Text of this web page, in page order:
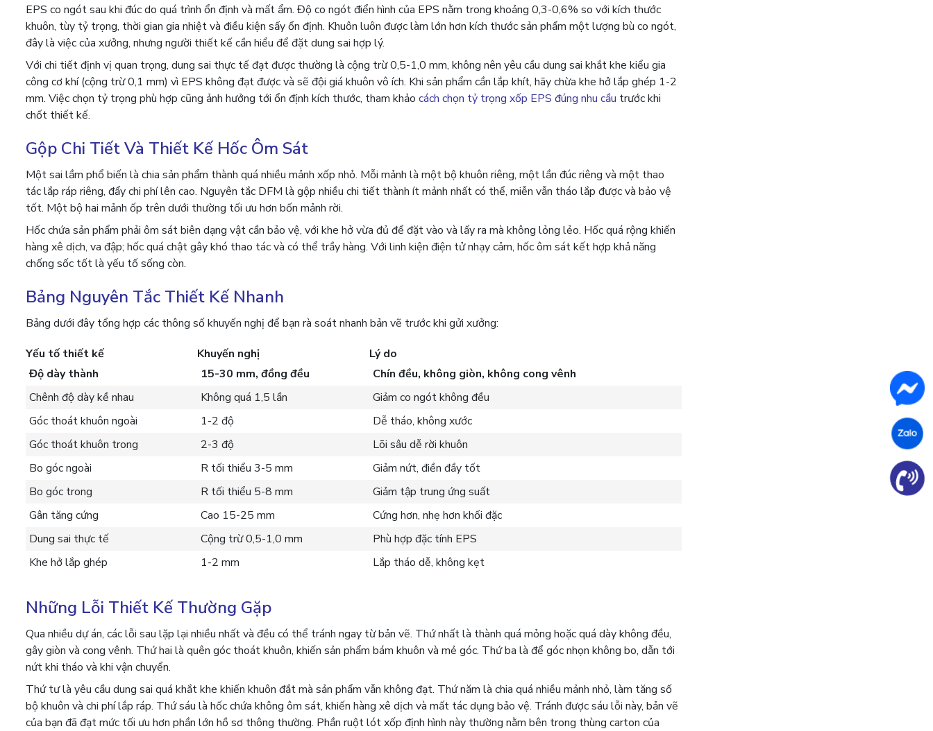
EPS co ngót sau khi đúc do quá trình ổn định và mất ẩm. Độ co ngót điển hình của EPS nằm trong khoảng 0,3-0,6% so với kích thước
khuôn, tùy tỷ trọng, thời gian gia nhiệt và điều kiện sấy ổn định. Khuôn luôn được làm lớn hơn kích thước sản phẩm một lượng bù co ngót,
đây là việc của xưởng, nhưng người thiết kế cần hiểu để đặt dung sai hợp lý.
Với chi tiết định vị quan trọng, dung sai thực tế đạt được thường là cộng trừ 0,5-1,0 mm, không nên yêu cầu dung sai khắt khe kiểu gia
công cơ khí (cộng trừ 0,1 mm) vì EPS không đạt được và sẽ đội giá khuôn vô ích. Khi sản phẩm cần lắp khít, hãy chừa khe hở lắp ghép 1-2
mm. Việc chọn tỷ trọng phù hợp cũng ảnh hưởng tới ổn định kích thước, tham khảo cách chọn tỷ trọng xốp EPS đúng nhu cầu trước khi
chốt thiết kế.
Gộp Chi Tiết Và Thiết Kế Hốc Ôm Sát
Một sai lầm phổ biến là chia sản phẩm thành quá nhiều mảnh xốp nhỏ. Mỗi mảnh là một bộ khuôn riêng, một lần đúc riêng và một thao
tác lắp ráp riêng, đẩy chi phí lên cao. Nguyên tắc DFM là gộp nhiều chi tiết thành ít mảnh nhất có thể, miễn vẫn tháo lắp được và bảo vệ
tốt. Một bộ hai mảnh ốp trên dưới thường tối ưu hơn bốn mảnh rời.
Hốc chứa sản phẩm phải ôm sát biên dạng vật cần bảo vệ, với khe hở vừa đủ để đặt vào và lấy ra mà không lỏng lẻo. Hốc quá rộng khiến
hàng xê dịch, va đập; hốc quá chật gây khó thao tác và có thể trầy hàng. Với linh kiện điện tử nhạy cảm, hốc ôm sát kết hợp khả năng
chống sốc tốt là yếu tố sống còn.
Bảng Nguyên Tắc Thiết Kế Nhanh
Bảng dưới đây tổng hợp các thông số khuyến nghị để bạn rà soát nhanh bản vẽ trước khi gửi xưởng:
Yếu tố thiết kế
Khuyến nghị
Lý do
Độ dày thành
15-30 mm, đồng đều
Chín đều, không giòn, không cong vênh
Chênh độ dày kề nhau
Không quá 1,5 lần
Giảm co ngót không đều
Góc thoát khuôn ngoài
1-2 độ
Dễ tháo, không xước
Góc thoát khuôn trong
2-3 độ
Lõi sâu dễ rời khuôn
Bo góc ngoài
R tối thiểu 3-5 mm
Giảm nứt, điền đầy tốt
Bo góc trong
R tối thiểu 5-8 mm
Giảm tập trung ứng suất
Gân tăng cứng
Cao 15-25 mm
Cứng hơn, nhẹ hơn khối đặc
Dung sai thực tế
Cộng trừ 0,5-1,0 mm
Phù hợp đặc tính EPS
Khe hở lắp ghép
1-2 mm Lắp tháo dễ, không kẹt
Những Lỗi Thiết Kế Thường Gặp
Qua nhiều dự án, các lỗi sau lặp lại nhiều nhất và đều có thể tránh ngay từ bản vẽ. Thứ nhất là thành quá mỏng hoặc quá dày không đều,
gây giòn và cong vênh. Thứ hai là quên góc thoát khuôn, khiến sản phẩm bám khuôn và mẻ góc. Thứ ba là để góc nhọn không bo, dẫn tới
nứt khi tháo và khi vận chuyển.
Thứ tư là yêu cầu dung sai quá khắt khe khiến khuôn đắt mà sản phẩm vẫn không đạt. Thứ năm là chia quá nhiều mảnh nhỏ, làm tăng số
bộ khuôn và chi phí lắp ráp. Thứ sáu là hốc chứa không ôm sát, khiến hàng xê dịch và mất tác dụng bảo vệ. Tránh được sáu lỗi này, bản vẽ
của bạn đã đạt mức tối ưu hơn phần lớn hồ sơ thông thường. Phần ruột lót xốp định hình này thường nằm bên trong thùng carton của